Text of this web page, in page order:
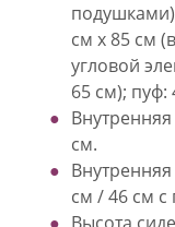
см х 85 см
угловой
65 см); пуф:
см.
см / 46 см